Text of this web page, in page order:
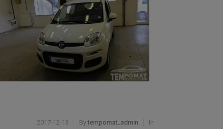
2017-12-13 Bytempomat_admin
In